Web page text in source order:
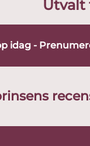
Utvalt
idag -